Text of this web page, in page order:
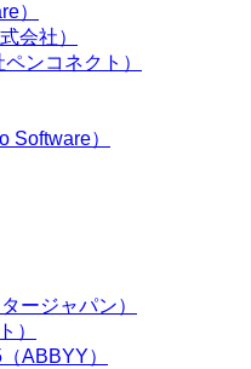
）
会社）
ンコネクト）
Software）
ージャパン）
）
ABBYY）